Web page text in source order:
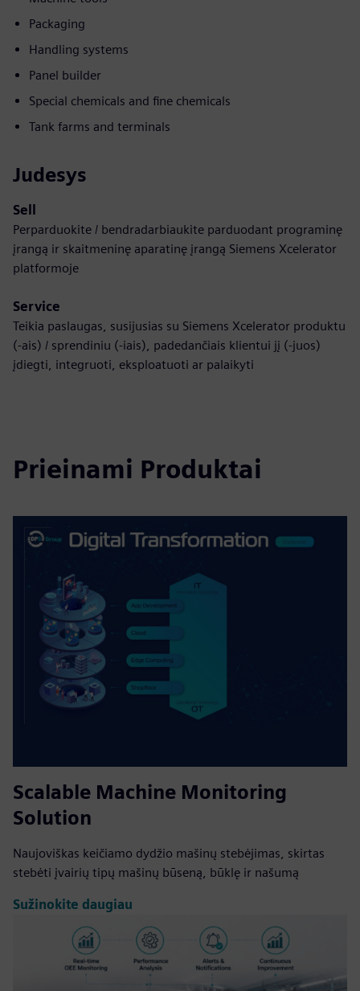
Packaging
Handling systems
Panel builder
Special chemicals and fine chemicals
Tank farms and terminals
Judesys
Sell
Perparduokite / bendradarbiaukite parduodant programinę
įrangą ir skaitmeninę aparatinę įrangą Siemens Xcelerator
platformoje
Service
Teikia paslaugas, susijusias su Siemens Xcelerator produktu
(-ais) / sprendiniu (-iais), padedančiais klientui jį (-juos)
įdiegti, integruoti, eksploatuoti ar palaikyti
Prieinami Produktai
Scalable Machine Monitoring
Solution
Naujoviškas keičiamo dydžio mašinų stebėjimas, skirtas
stebėti įvairių tipų mašinų būseną, būklę ir našumą
Sužinokite daugiau